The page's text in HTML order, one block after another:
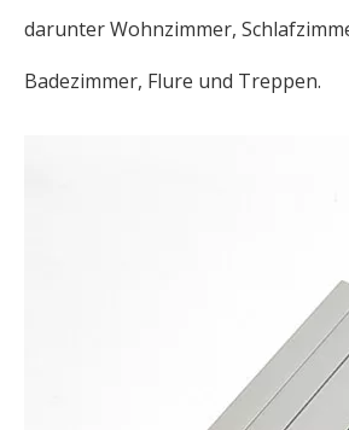
darunter Wohnzimmer,
Badezimmer, Flure und Treppen.